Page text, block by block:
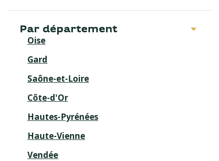
Par département
Oise
Gard
Saône-et-Loire
Côte-d'Or
Hautes-Pyrénées
Haute-Vienne
Vendée